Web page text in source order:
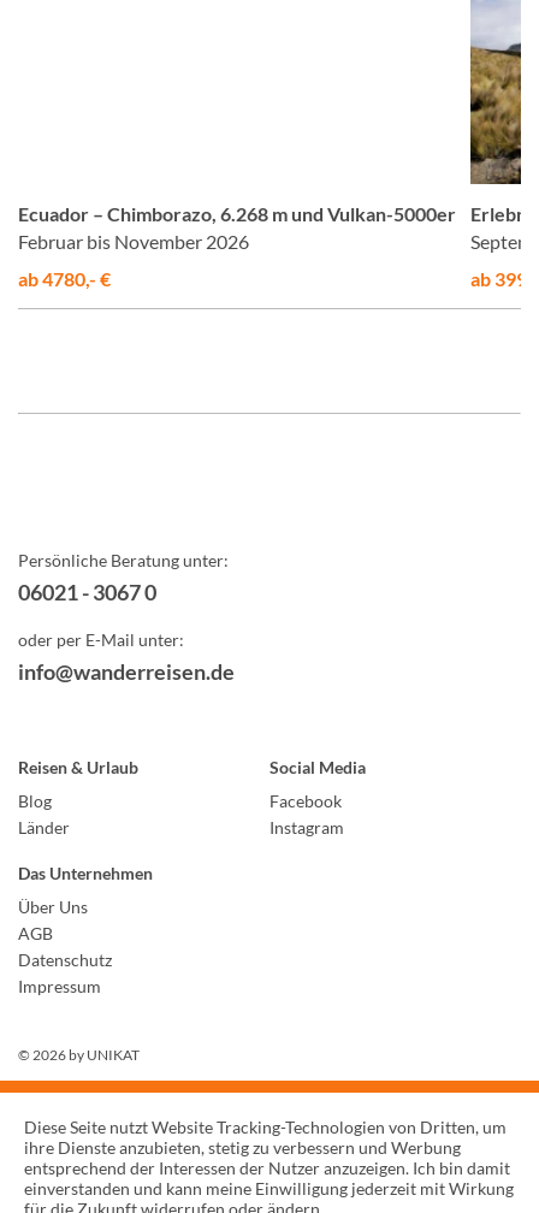
Ecuador – Chimborazo, 6.268 m und Vulkan-5000er
Februar bis November 2026
ab 4780,- €
ab
Persönliche Beratung unter:
06021 - 3067 0
oder per E-Mail unter:
info@wanderreisen.de
Reisen & Urlaub
Blog
Länder
Social Media
Facebook
Instagram
Das Unternehmen
Über Uns
AGB
Datenschutz
Impressum
© 2026 by UNIKAT
Diese Seite nutzt Website Tracking-Technologien von Dritten, um
ihre Dienste anzubieten, stetig zu verbessern und Werbung
entsprechend der Interessen der Nutzer anzuzeigen. Ich bin damit
einverstanden und kann meine Einwilligung jederzeit mit Wirkung
für die Zukunft widerrufen oder ändern.